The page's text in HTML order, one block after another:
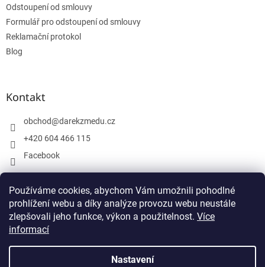
Používáme cookies, abychom Vám umožnili pohodlné
prohlížení webu a díky analýze provozu webu neustále
zlepšovali jeho funkce, výkon a použitelnost. Více
informací
Nastavení
Odstoupení od smlouvy
Formulář pro odstoupení od smlouvy
Reklamační protokol
Blog
Kontakt
obchod@darekzmedu.cz
+420 604 466 115
Facebook
Facebook
Vytvořil Shoptet